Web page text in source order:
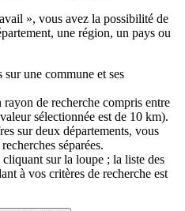
», vous avez la possibilité de
une région, un pays ou
une commune et ses
de recherche compris entre
sélectionnée est de 10 km).
sur deux départements, vous
séparées.
sur la loupe ; la liste des
à vos critères de recherche est